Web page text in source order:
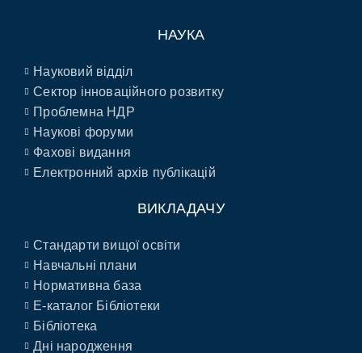
НАУКА
Науковий відділ
Сектор інноваційного розвитку
Проблемна НДР
Наукові форуми
Фахові видання
Електронний архів публікацій
ВИКЛАДАЧУ
Стандарти вищої освіти
Навчальні плани
Нормативна база
E-каталог Бібліотеки
Бібліотека
Дні народження